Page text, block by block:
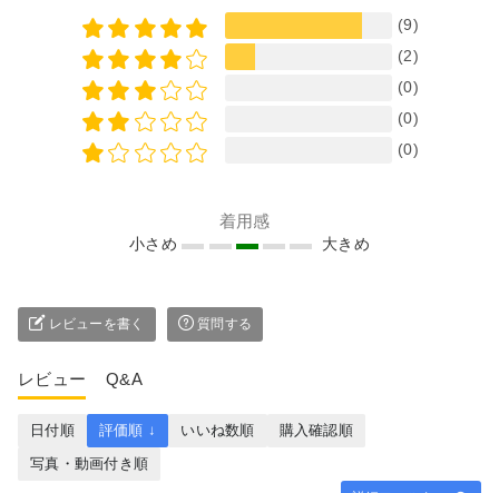
(9)
(2)
(0)
(0)
(0)
着用感
小さめ 大きめ
レビューを書く 質問する
レビュー Q&A
日付順 評価順 ↓ いいね数順
購入確認順
写真・動画付き順